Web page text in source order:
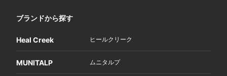
ブランドから探す
Heal Creek ヒールクリーク
MUNITALP ムニタルプ